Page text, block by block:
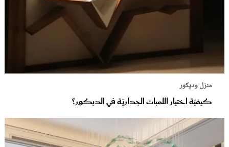
منزل وديكور
كيفيّة اختيار اللمبات الجداريّة في الديكور؟